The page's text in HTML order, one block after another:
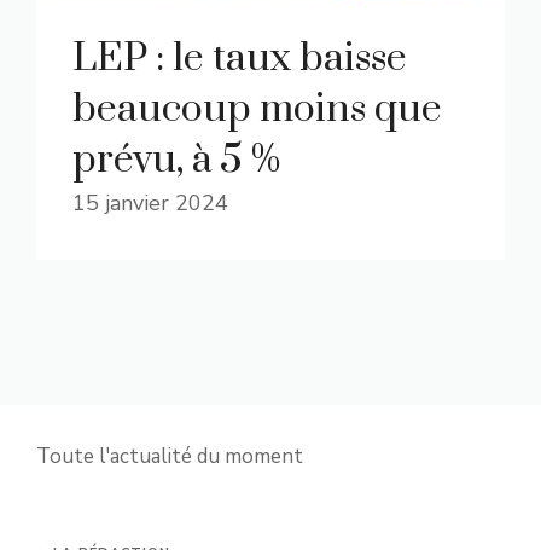
LEP : le taux baisse
beaucoup moins que
prévu, à 5 %
15 janvier 2024
Toute l'actualité du moment